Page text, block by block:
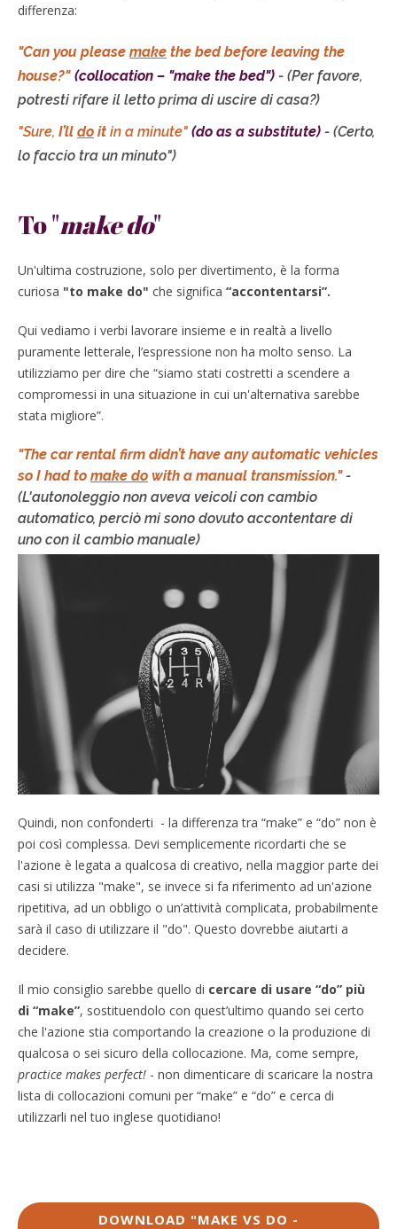
differenza:
"Can you please make the bed before leaving the
house?" (collocation – "make the bed") - (Per favore,
potresti rifare il letto prima di uscire di casa?)
"Sure, I’ll do it in a minute" (do as a substitute) - (Certo,
lo faccio tra un minuto")
To "make do"
Un'ultima costruzione, solo per divertimento, è la forma
curiosa "to make do" che significa “accontentarsi”.
Qui vediamo i verbi lavorare insieme e in realtà a livello
puramente letterale, l’espressione non ha molto senso. La
utilizziamo per dire che “siamo stati costretti a scendere a
compromessi in una situazione in cui un'alternativa sarebbe
stata migliore”.
"The car rental firm didn’t have any automatic vehicles
so I had to make do with a manual transmission."-
(L'autonoleggio non aveva veicoli con cambio
automatico, perciò mi sono dovuto accontentare di
uno con il cambio manuale)
Quindi, non confonderti - la differenza tra “make” e “do” non è
poi così complessa. Devi semplicemente ricordarti che se
l'azione è legata a qualcosa di creativo, nella maggior parte dei
casi si utilizza "make", se invece si fa riferimento ad un'azione
ripetitiva, ad un obbligo o un’attività complicata, probabilmente
sarà il caso di utilizzare il "do". Questo dovrebbe aiutarti a
decidere.
Il mio consiglio sarebbe quello di cercare di usare “do” più
di “make”, sostituendolo con quest’ultimo quando sei certo
che l'azione stia comportando la creazione o la produzione di
qualcosa o sei sicuro della collocazione. Ma, come sempre,
practice makes perfect! - non dimenticare di scaricare la nostra
lista di collocazioni comuni per “make” e “do” e cerca di
utilizzarli nel tuo inglese quotidiano!
DOWNLOAD "MAKE VS DO -